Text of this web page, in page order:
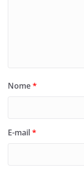
Nome*
E-mail*